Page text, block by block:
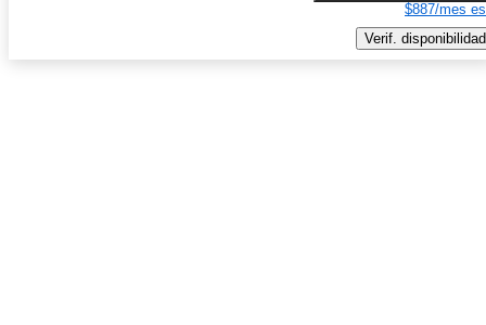
$887/mes
Verif. disponibilidad